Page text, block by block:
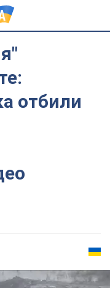
отбили